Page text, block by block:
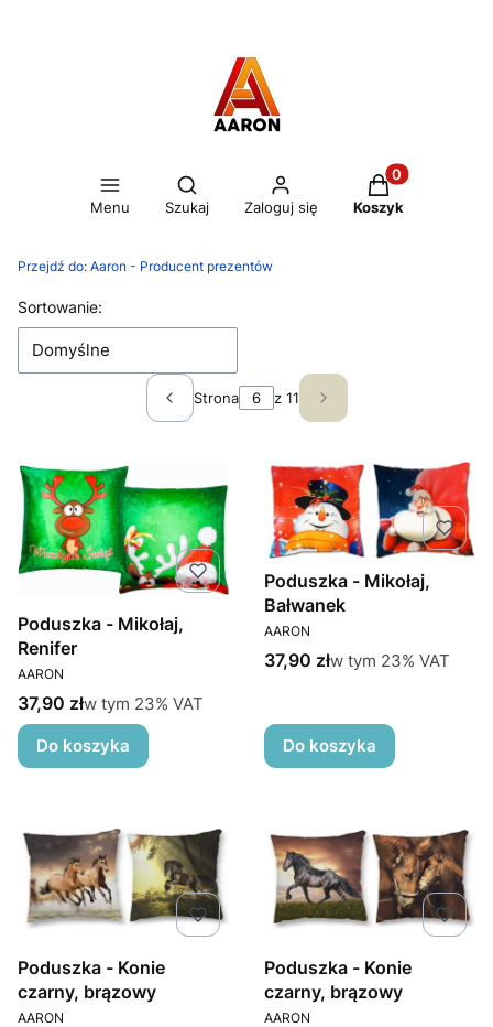
Menu
Otwórz wyszukiwarkę
Szukaj Zaloguj się
Produkty w
Koszyk
Przejdź do: Aaron - Producent prezentów
Lista produktów
Sortowanie:
Domyślne
Poprzednie produkty
Strona z 11 Następne produkty
Poduszka - Mikołaj,
Renifer
PRODUCENT
AARON
Cena brutto
37,90 złw tym %s VAT
w tym 23% VAT
Do koszyka
Poduszka - Mikołaj,
Bałwanek
PRODUCENT
AARON
Cena brutto
37,90 złw tym %s VAT
w tym 23% VAT
Do koszyka
Poduszka - Konie
czarny, brązowy
PRODUCENT
AARON
Poduszka - Konie
czarny, brązowy
PRODUCENT
AARON